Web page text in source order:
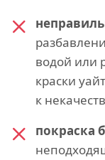
водой или
краски
к
покраска